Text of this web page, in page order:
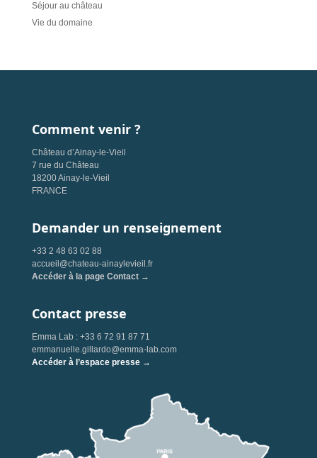
Séjour au château
Vie du domaine
Comment venir ?
Château d’Ainay-le-Vieil
7 rue du Château
18200 Ainay-le-Vieil
FRANCE
Demander un renseignement
+33 2 48 63 02 88
accueil@chateau-ainaylevieil.fr
Accéder à la page Contact →
Contact presse
Emma Lab : +33 6 72 91 87 71
emmanuelle.gillardo@emma-lab.com
Accéder à l’espace presse →